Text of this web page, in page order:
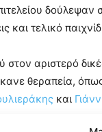
δούλεψαν
τελικό
αριστερό
θεραπεία,
και